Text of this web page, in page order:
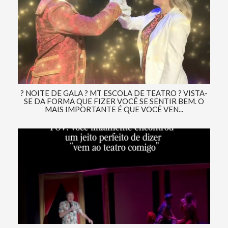
? NOITE DE GALA ? MT ESCOLA DE TEATRO ? VISTA-
SE DA FORMA QUE FIZER VOCÊ SE SENTIR BEM. O
MAIS IMPORTANTE É QUE VOCÊ VEN...